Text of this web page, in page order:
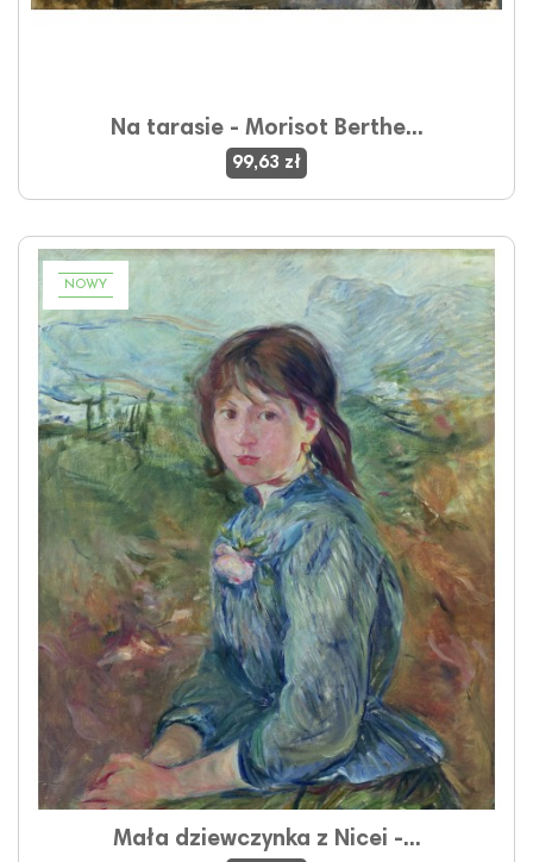
Na tarasie - Morisot Berthe...
99,63 zł
NOWY
Mała dziewczynka z Nicei -...